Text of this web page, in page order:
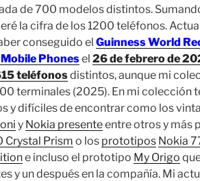
de 700 modelos distintos.
la cifra de los 1200 teléfonos.
conseguido el Guinness World
Phonesel 26 de febrero de
teléfonosdistintos, aunque mi
terminales (2025). En mi colección
y difíciles de encontrar como los
y Nokia presenteentre otros y más
Crystal Prism o los prototipos Nokia
e incluso el prototipo My Origo
y un después en la compañía. Mi